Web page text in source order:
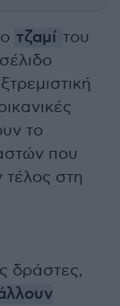
τζαμί του
το
που
στη
δράστες,